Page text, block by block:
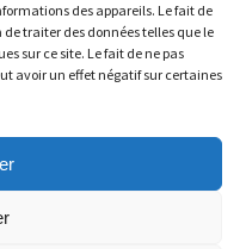
des appareils. Le fait de
traiter des données telles que le
sur ce site. Le fait de ne pas
avoir un effet négatif sur certaines
les Avignon
14h à 17h – Samedi de 9H